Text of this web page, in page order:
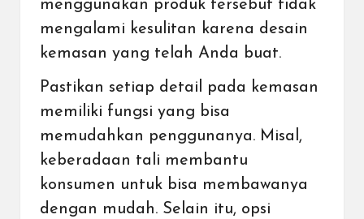
menggunakan produk tersebut tidak
mengalami kesulitan karena desain
kemasan yang telah Anda buat.
Pastikan setiap detail pada kemasan
memiliki fungsi yang bisa
memudahkan penggunanya. Misal,
keberadaan tali membantu
konsumen untuk bisa membawanya
dengan mudah. Selain itu, opsi